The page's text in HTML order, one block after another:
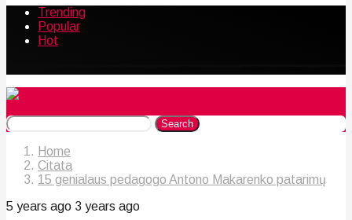
Trending
Popular
Hot
Search
Home
Citata
15 genialaus pedagogo Antono Makarenko patarimų
5 years ago 3 years ago